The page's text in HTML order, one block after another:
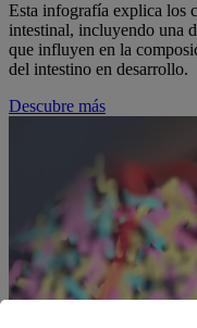
Esta infografía explica los
intestinal, incluyendo una
que influyen en la
del intestino en desarrollo.
Descubre más